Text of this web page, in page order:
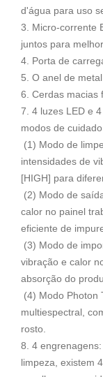
d'água para uso
3. Micro-corrente
juntos para
4. Porta de
5. O anel de
6. Cerdas macias
7. 4 luzes LED e
modos de cuidado
(1) Modo de
intensidades de
[HIGH] para
(2) Modo de
calor no painel
eficiente de
(3) Modo de
vibração e calor
absorção do
(4) Modo Photon
multiespectral,
rosto.
8. 4
limpeza, existem